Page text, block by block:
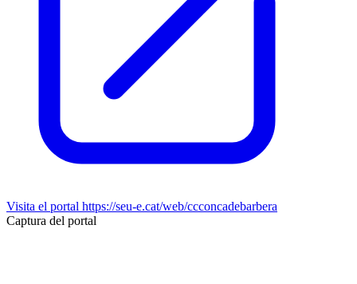
Visita el portal https://seu-e.cat/web/ccconcadebarbera
Captura del portal